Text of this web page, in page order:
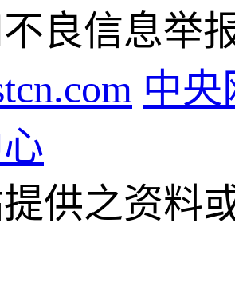
良信息举
中
供之资料